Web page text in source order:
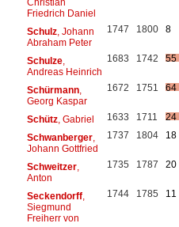
Friedrich Daniel
Schulz, Johann
Abraham Peter
1747 1800 8
Schulze,
Andreas Heinrich
1683 1742 55
Schürmann,
Georg Kaspar
1672 1751 64
Schütz, Gabriel 1633 1711
24
Schwanberger,
Johann Gottfried
1737 1804 18
Schweitzer,
Anton
1735 1787 20
Seckendorff,
Siegmund
Freiherr von
1744 1785 11